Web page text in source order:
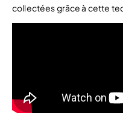
collectées grâce à cette